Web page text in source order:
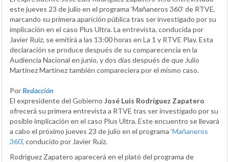
este jueves 23 de julio en el programa ‘Mañaneros 360’ de RTVE,
marcando su primera aparición pública tras ser investigado por su
implicación en el caso Plus Ultra. La entrevista, conducida por
Javier Ruiz, se emitirá a las 13:00 horas en La 1 y RTVE Play. Esta
declaración se produce después de su comparecencia en la
Audiencia Nacional en junio, y dos días después de que Julio
Martínez Martínez también compareciera por el mismo caso.
PorRedacción
El expresidente del Gobierno José Luis Rodríguez Zapatero
ofrecerá su primera entrevista a RTVE tras ser investigado por su
posible implicación en el caso Plus Ultra. Este encuentro se llevará
a cabo el próximo jueves 23 de julio en el programa ‘Mañaneros
360’, conducido por Javier Ruiz.
Rodríguez Zapatero aparecerá en el plató del programa de